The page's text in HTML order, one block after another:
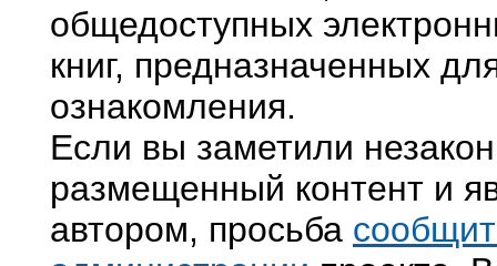
общедоступных
книг, предназначенных
ознакомления.
Если вы заметили
размещенный контент и
автором, просьба